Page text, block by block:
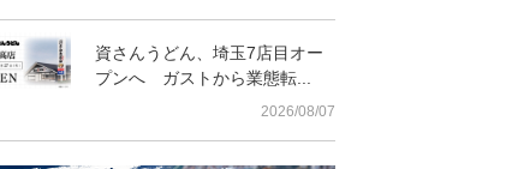
資さんうどん、埼玉7店目オー
プンへ ガストから業態転...
2026/08/07